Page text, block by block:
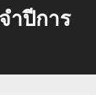
ำปีการ